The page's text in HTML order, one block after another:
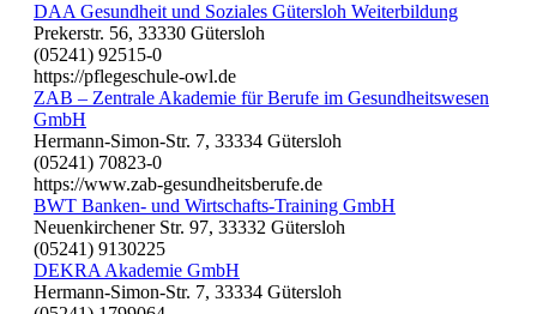
DAA Gesundheit und Soziales Gütersloh Weiterbildung
Prekerstr. 56, 33330 Gütersloh
(05241) 92515-0
https://pflegeschule-owl.de
ZAB – Zentrale Akademie für Berufe im Gesundheitswesen
GmbH
Hermann-Simon-Str. 7, 33334 Gütersloh
(05241) 70823-0
https://www.zab-gesundheitsberufe.de
BWT Banken- und Wirtschafts-Training GmbH
Neuenkirchener Str. 97, 33332 Gütersloh
(05241) 9130225
DEKRA Akademie GmbH
Hermann-Simon-Str. 7, 33334 Gütersloh